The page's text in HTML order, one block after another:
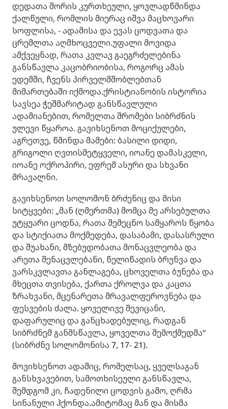
დედათა შორის კურთხეული, ყოვლადწმინდა
ქალწული, რომლის მიერაც იშვა მაცხოვარი
სოფლისა, - ადამისა და ევას ცოდვათა და
ცრემლთა აღმხოცველი.უფალი მოვიდა
ამქვეყნად, რათა კვლავ გაეგრძელებინა
განსწავლა კაცობრიობისა, როგორც ამას
ედემში, ჩვენს პირველმშობლებთან
მიმართებაში იქმოდა.ქრისტიანობის ისტორია
სავსეა ჭეშმარიტად განსწავლული
ადამიანებით, რომელთა შრომები სიბრძნის
ულევი წყაროა. გავიხსენოთ მოციქულები,
აგრეთვე, წმინდა მამები: ბასილი დიდი,
გრიგოლი ღვთისმეტყველი, იოანე დამასკელი,
იოანე ოქროპირი, ეფრემ ასური და სხვანი
მრავალნი.
გავიხსენოთ სოლომონ ბრძენიც და მისი
სიტყვები: „მან (ღმერთმა) მომცა მე არსებულთა
უტყუარი ცოდნა, რათა შემეცნო სამყაროს წყობა
და სტიქიათა მოქმედება, დასაბამი, დასასრული
და შუახანი, მზებუდობათა მონაცვლეობა და
არეთა შენაცვლებანი, წელიწადის ბრუნვა და
ვარსკვლავთა განლაგება, ცხოველთა ბუნება და
მხეცთა თვისება, ქართა ქროლვა და კაცთა
ზრახვანი, მცენარეთა მრავალფეროვნება და
ფესვების ძალა. ყოველივე შევიცანი,
დაფარულიც და განცხადებულიც, რადგან
სიბრძნემ განმსწავლა, ყოველთა შემოქმედმა“
(სიბრძნე სოლომონისა 7, 17- 21).
მოვიხსენოთ ადამიც, რომელსაც, ყველსაგან
განსხვავებით, სამოთხისეული განსწავლა,
შემდგომ კი, ჩადენილი ცოდვის გამო, ღრმა
სინანული ჰქონდა.ამიტომაც მან და მისმა